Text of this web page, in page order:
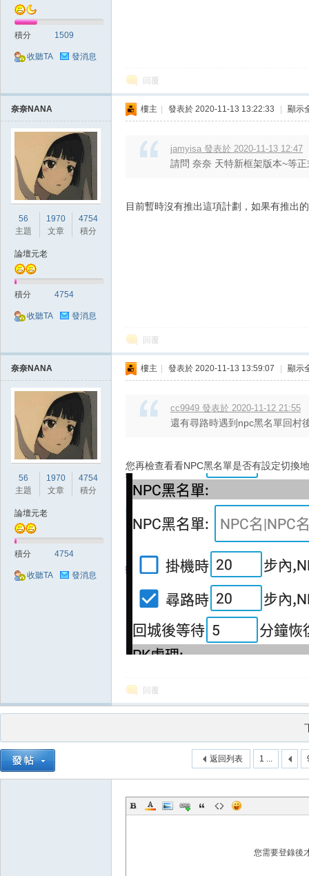
丁
積分 1509
收聽TA 發消息
回覆
奈奈NANA
56
主題
1970
文章
4754
積分
論壇元老
積分 4754
收聽TA 發消息
樓主 發表於 2020-11-13 13:22:33 顯示
jamyisa 發表於 2020-11-13 12:47
請問 奈奈 天特新框架版本~等
目前暫時沒有推出這項計劃，如果有推出
回覆
奈奈NANA
56
主題
1970
文章
4754
積分
論壇元老
積分 4754
收聽TA 發消息
樓主 發表於 2020-11-13 13:59:07 顯示
cc9949 發表於 2020-11-12 21:55
還有尋路時遇到npc黑名單回村
您再檢查看看NPC黑名單是否有設定切換
回覆
1 ...
返回列表
您需要登錄後